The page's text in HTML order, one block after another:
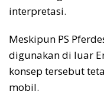
interpretasi.
Meskipun PS
digunakan di luar
konsep tersebut
mobil.